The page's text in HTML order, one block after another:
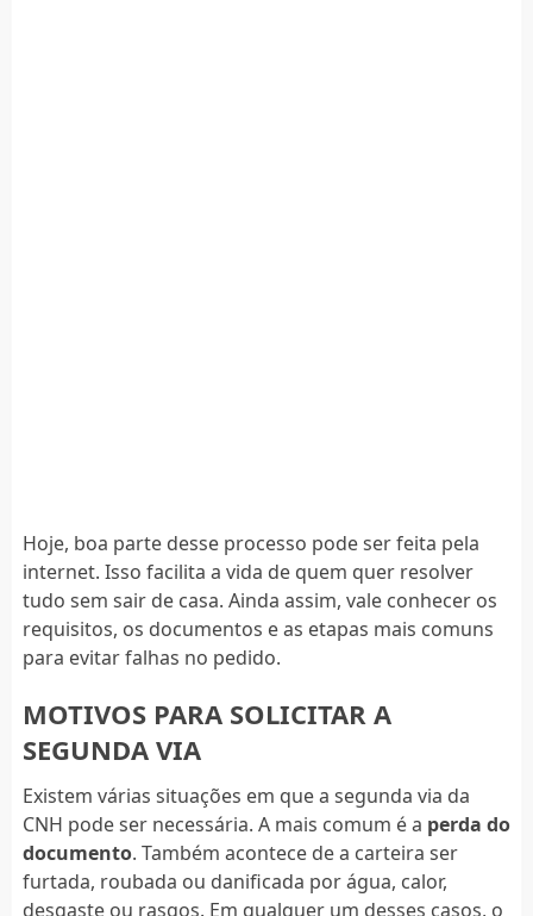
Hoje, boa parte desse processo pode ser feita pela
internet. Isso facilita a vida de quem quer resolver
tudo sem sair de casa. Ainda assim, vale conhecer os
requisitos, os documentos e as etapas mais comuns
para evitar falhas no pedido.
MOTIVOS PARA SOLICITAR A
SEGUNDA VIA
Existem várias situações em que a segunda via da
CNH pode ser necessária. A mais comum é a perda do
documento. Também acontece de a carteira ser
furtada, roubada ou danificada por água, calor,
desgaste ou rasgos. Em qualquer um desses casos, o